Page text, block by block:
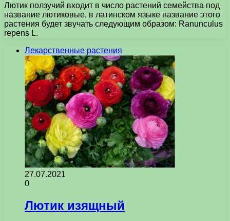
Лютик ползучий входит в число растений семейства под
название лютиковые, в латинском языке название этого
растения будет звучать следующим образом: Ranunculus
repens L.
Лекарственные растения
27.07.2021
0
Лютик изящный